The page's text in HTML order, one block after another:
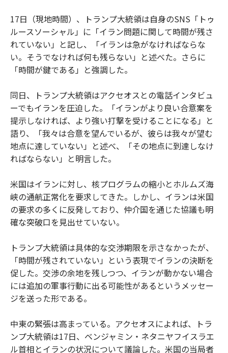
17日（現地時間）、トランプ大統領は自身のSNS「トゥ
ルースソーシャル」に「イラン問題に関して時間が残さ
れていない」と記し、「イランは急がなければならな
い。そうでなければ何も残らない」と述べた。さらに
「時間が鍵である」と強調した。
同日、トランプ大統領はアクセオスとの電話インタビュ
ーでもイランを圧迫した。「イランがより良い合意案を
提示しなければ、より強い打撃を受けることになる」と
語り、「我々は合意を望んでいるが、彼らは我々が望む
地点に達していない」と述べ、「その地点に到達しなけ
ればならない」と明言した。
米国はイランに対し、核プログラムの縮小とホルムズ海
峡の通航正常化を要求してきた。しかし、イランは米国
の要求の多くに反発しており、仲介国を通じた協議も明
確な突破口を見出せていない。
トランプ大統領は具体的な交渉期限を示さなかったが、
「時間が残されていない」という表現でイランの決断を
促した。交渉の余地を残しつつ、イランが動かない場合
には追加の軍事行動に出る可能性があるというメッセー
ジを送った形である。
中東の緊張は高まっている。アクセオスによれば、トラ
ンプ大統領は17日、ベンジャミン・ネタニヤフイスラエ
ル首相とイランの状況について議論した。米国の当局者